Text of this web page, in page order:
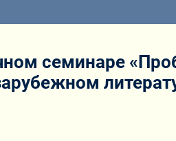
семинаре